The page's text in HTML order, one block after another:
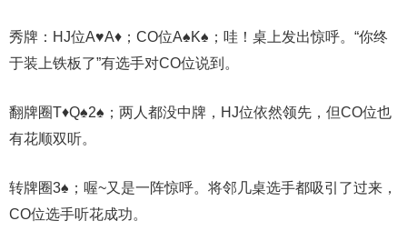
秀牌：HJ位A♥A♦；CO位A♠K♠；哇！桌上发出惊呼。“你终
于装上铁板了”有选手对CO位说到。
翻牌圈T♦Q♠2♠；两人都没中牌，HJ位依然领先，但CO位也
有花顺双听。
转牌圈3♠；喔~又是一阵惊呼。将邻几桌选手都吸引了过来，
CO位选手听花成功。